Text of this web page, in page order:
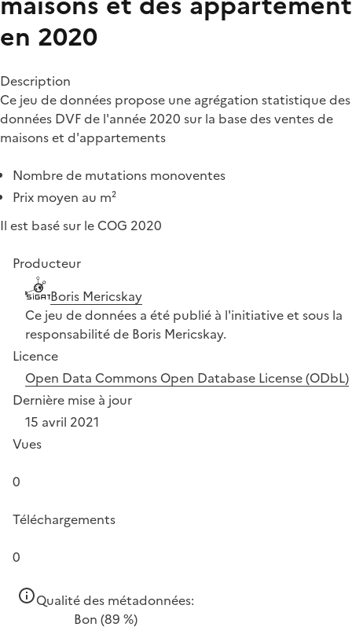
en 2020
Description
Ce jeu de données propose une agrégation statistique des
données DVF de l'année 2020 sur la base des ventes de
maisons et d'appartements
Nombre de mutations monoventes
Prix moyen au m²
Il est basé sur le COG 2020
Producteur
Boris Mericskay
Ce jeu de données a été publié à l'initiative et sous la
responsabilité de Boris Mericskay.
Licence
Open Data Commons Open Database License (ODbL)
Dernière mise à jour
15 avril 2021
Vues
0
Téléchargements
0
Qualité des métadonnées:
Bon (89 %)